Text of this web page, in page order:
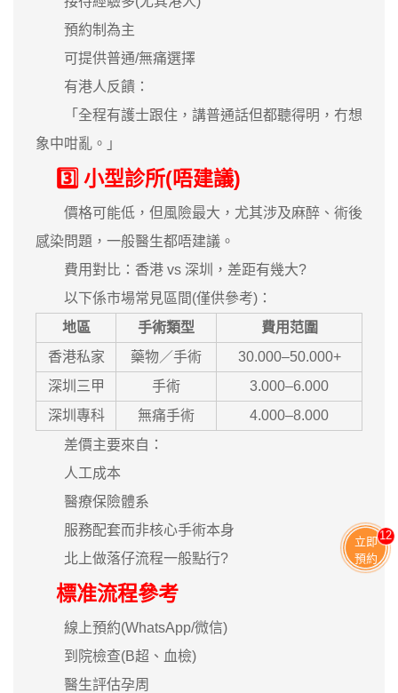
預約制為主
可提供普通/無痛選擇
有港人反饋：
「全程有護士跟住，講普通話但都聽得明，冇想
象中咁亂。」
3️⃣ 小型診所(唔建議)
價格可能低，但風險最大，尤其涉及麻醉、術後
感染問題，一般醫生都唔建議。
費用對比：香港 vs 深圳，差距有幾大?
以下係市場常見區間(僅供參考)：
地區
手術類型
費用范圍
香港私家
藥物／手術
30.000–50.000+
深圳三甲
手術
3.000–6.000
深圳專科
無痛手術
4.000–8.000
差價主要來自：
人工成本
醫療保險體系
服務配套而非核心手術本身
北上做落仔流程一般點行?
標准流程參考
線上預約(WhatsApp/微信)
到院檢查(B超、血檢)
醫生評估孕周
立即
預約
11